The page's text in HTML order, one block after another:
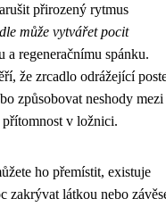
přirozený rytmus
může vytvářet pocit
a regeneračnímu spánku.
že zrcadlo odrážející
způsobovat neshody mezi
v ložnici.
ho přemístit, existuje
zakrývat látkou nebo